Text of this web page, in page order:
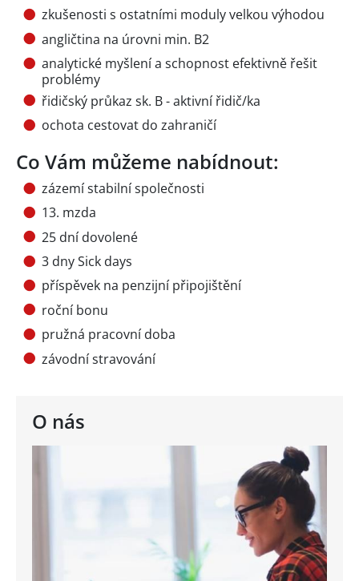
O nás
zkušenosti s ostatními moduly velkou výhodou
angličtina na úrovni min. B2
analytické myšlení a schopnost efektivně řešit
problémy
řidičský průkaz sk. B - aktivní řidič/ka
ochota cestovat do zahraničí
Co Vám můžeme nabídnout:
zázemí stabilní společnosti
13. mzda
25 dní dovolené
3 dny Sick days
příspěvek na penzijní připojištění
roční bonu
pružná pracovní doba
závodní stravování